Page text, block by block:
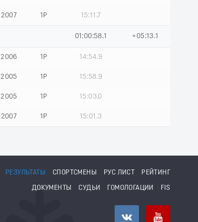
2007 1Р 15:11.7
01:00:58.1 +05:13.1
2006 1Р 14:54.9
2005 1Р 15:58.9
2005 1Р 15:03.0
2007 1Р 15:01.3
РЕЗУЛЬТАТЫ СПОРТСМЕНЫ РУС ЛИСТ РЕЙТИНГ
ДОКУМЕНТЫ СУДЬИ ГОМОЛОГАЦИИ FIS